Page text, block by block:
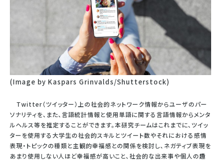
(Image by Kaspars Grinvalds/Shutterstock)
Twitter（ツイッター）上の社会的ネットワーク情報からユーザのパー
ソナリティを、また、言語統計情報と使用単語に関する言語情報からメンタ
ルヘルス等を推定することができます。本研究チームはこれまでに、ツイッ
ターを使用する大学生の社会的スキルとツイート数やそれにおける感情
表現・トピックの種類と主観的幸福感との関係を検討し、ネガティブ表現を
あまり使用しない人ほど幸福感が高いこと、社会的な出来事や個人の趣